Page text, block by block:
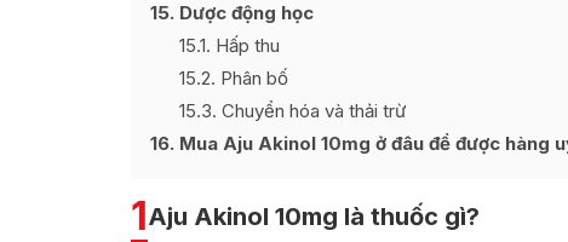
15 Dược động học
15.1 Hấp thu
15.2 Phân bố
15.3 Chuyển hóa và thải trừ
16 Mua Aju Akinol 10mg ở đâu để được hàng
1Aju Akinol 10mg là thuốc gì?